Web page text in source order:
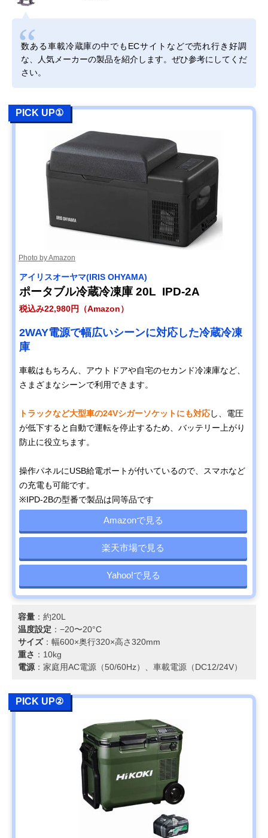
数ある車載冷蔵庫の中でもECサイトなどで売れ行き好調
な、人気メーカーの製品を紹介します。ぜひ参考にしてくだ
さい。
PICK UP①
Photo by Amazon
アイリスオーヤマ(IRIS OHYAMA)
ポータブル冷蔵冷凍庫 20L IPD-2A
税込み22,980円（Amazon）
2WAY電源で幅広いシーンに対応した冷蔵冷凍
庫
車載はもちろん、アウトドアや自宅のセカンド冷凍庫など、
さまざまなシーンで利用できます。
トラックなど大型車の24Vシガーソケットにも対応し、電圧
が低下すると自動で運転を停止するため、バッテリー上がり
防止に役立ちます。
操作パネルにUSB給電ポートが付いているので、スマホなど
の充電も可能です。
※IPD-2Bの型番で製品は同等品です
Amazonで見る
楽天市場で見る
Yahoo!で見る
容量 ：約20L
温度設定 ：−20〜20°C
サイズ：幅600×奥行320×高さ320mm
重さ ：10kg
電源：家庭用AC電源（50/60Hz）、車載電源（DC12/24V）
PICK UP②